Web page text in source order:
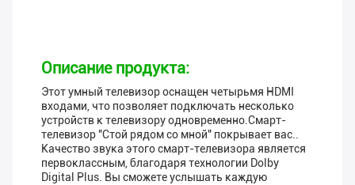
Описание продукта:
Этот умный телевизор оснащен четырьмя HDMI
входами, что позволяет подключать несколько
устройств к телевизору одновременно.Смарт-
телевизор "Стой рядом со мной" покрывает вас..
Качество звука этого смарт-телевизора является
первоклассным, благодаря технологии Dolby
Digital Plus. Вы сможете услышать каждую